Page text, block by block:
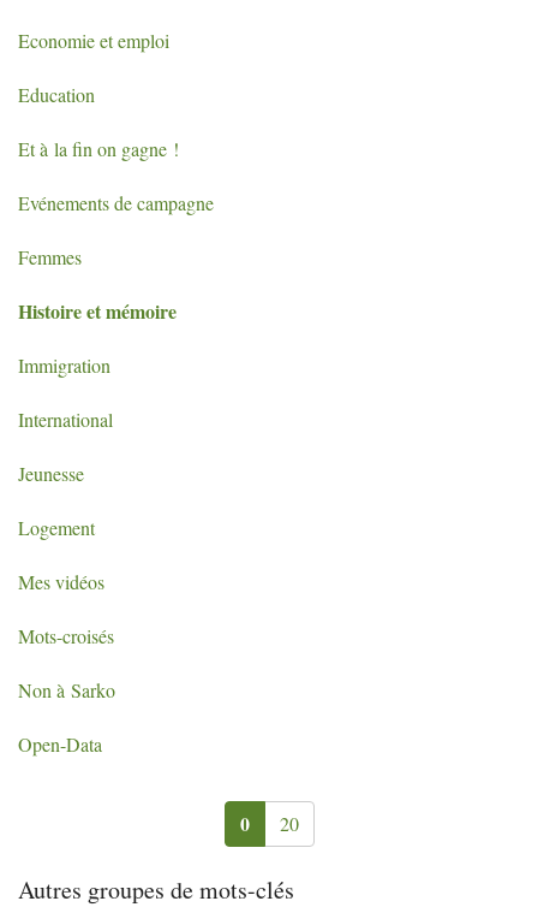
Economie et emploi
Education
Et à la fin on gagne !
Evénements de campagne
Femmes
Histoire et mémoire
Immigration
International
Jeunesse
Logement
Mes vidéos
Mots-croisés
Non à Sarko
Open-Data
0 20
Autres groupes de mots-clés